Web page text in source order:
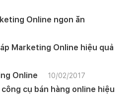
Online ngon ăn
Marketing Online hiệu quả
Online 10/02/2017
công cụ bán hàng online hiệu